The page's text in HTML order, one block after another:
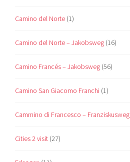
Camino del Norte (1)
Camino del Norte – Jakobsweg (16)
Camino Francés – Jakobsweg (56)
Camino San Giacomo Franchi (1)
Cammino di Francesco – Franziskusweg
Cities 2 visit (27)